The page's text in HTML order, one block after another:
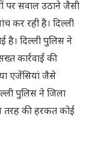
पर सवाल उठाने जैसी
कर रही है। दिल्ली
है। दिल्ली पुलिस ने
कार्रवाई की
एजेंसियां जैसे
पुलिस ने जिला
तरह की हरकत कोई